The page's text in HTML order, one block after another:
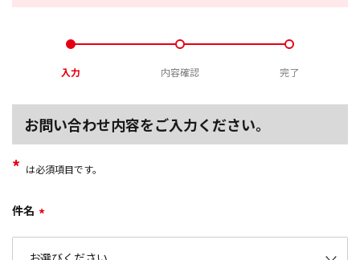
入力 内容確認 完了
お問い合わせ内容をご入力ください。
* は必須項目です。
件名 *